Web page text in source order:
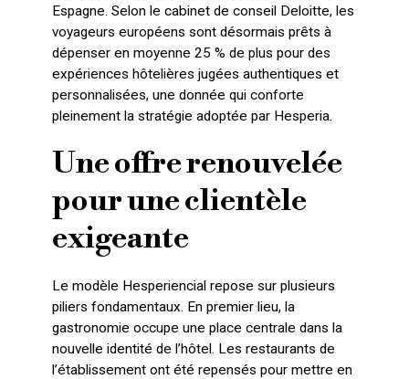
Espagne. Selon le cabinet de conseil Deloitte, les
voyageurs européens sont désormais prêts à
dépenser en moyenne 25 % de plus pour des
expériences hôtelières jugées authentiques et
personnalisées, une donnée qui conforte
pleinement la stratégie adoptée par Hesperia.
Une offre renouvelée
pour une clientèle
exigeante
Le modèle Hesperiencial repose sur plusieurs
piliers fondamentaux. En premier lieu, la
gastronomie occupe une place centrale dans la
nouvelle identité de l’hôtel. Les restaurants de
l’établissement ont été repensés pour mettre en